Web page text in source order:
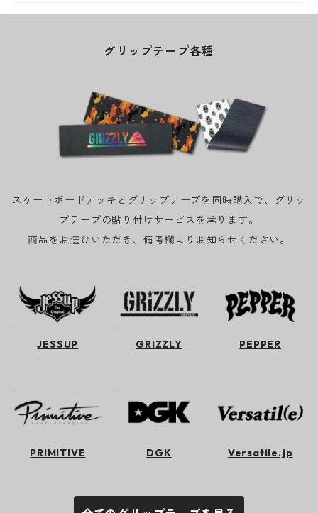
グリップテープ各種
スケートボードデッキとグリップテープを同時購入で、グリッ
プテープの貼り付けサービスを承ります。
商品をお選びいただき、備考欄よりお知らせください。
JESSUP GRIZZLY PEPPER
PRIMITIVE DGK Versatile.jp